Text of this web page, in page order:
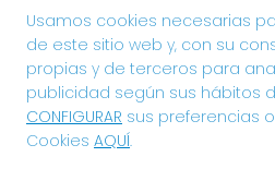
¡SUERTE!
Usamos cookies necesarias
de este sitio web y, con su
propias y de terceros para
publicidad según sus hábitos
CONFIGURAR sus preferencias
Cookies AQUÍ.